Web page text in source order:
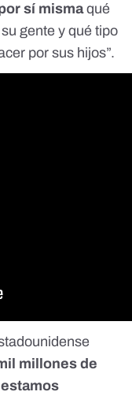
sí mismaqué
gente y qué tipo
por sus hijos”.
millones de